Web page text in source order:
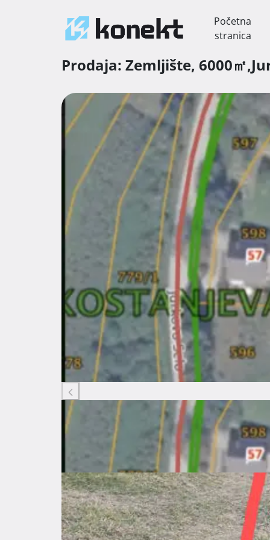
Početna
stranica
Prodaja: Zemljište, 6000㎡,